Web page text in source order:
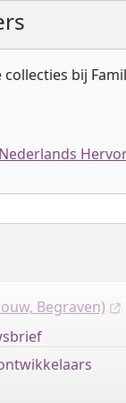
collecties bij
Nederlands
Begraven)